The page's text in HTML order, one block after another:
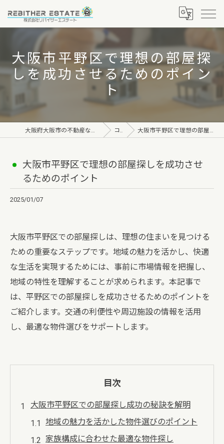
大阪市平野区で理想の部屋探
しを成功させるためのポイン
ト
大阪府大阪市の不動産なら株式会社リバイザーエステート コラム 大阪市平野区で理想の部屋探しを成功させるためのポイント
大阪市平野区で理想の部屋探しを成功させ
るためのポイント
2025/01/07
大阪市平野区での部屋探しは、理想の住まいを見つける
ための重要なステップです。地域の魅力を活かし、快適
な生活を実現するためには、事前に市場情報を把握し、
地域の特性を理解することが求められます。本記事で
は、平野区での部屋探しを成功させるためのポイントを
ご紹介します。交通の利便性や周辺施設の情報を活用
し、最適な物件選びをサポートします。
目次
大阪市平野区での部屋探し成功の秘訣を解明
地域の魅力を活かした物件選びのポイント
家族構成に合わせた最適な物件探し